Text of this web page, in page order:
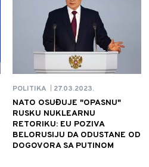
POLITIKA 27.03.2023.
NATO OSUĐUJE "OPASNU"
RUSKU NUKLEARNU
RETORIKU: EU POZIVA
BELORUSIJU DA ODUSTANE OD
DOGOVORA SA PUTINOM